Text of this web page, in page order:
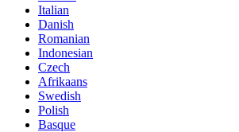
Italian
Danish
Romanian
Indonesian
Czech
Afrikaans
Swedish
Polish
Basque